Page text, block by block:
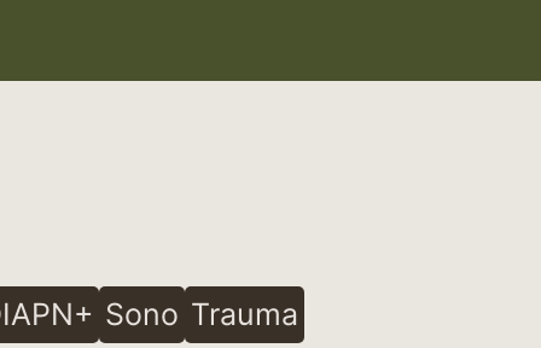
Sono Trauma